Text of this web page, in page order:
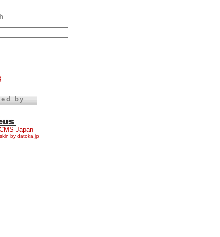
by
Japan
skin by datoka.jp